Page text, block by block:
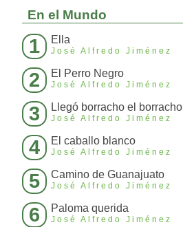
En el Mundo
1 Ella
José Alfredo Jiménez
2 El Perro Negro
José Alfredo Jiménez
3 Llegó borracho el borracho
José Alfredo Jiménez
4 El caballo blanco
José Alfredo Jiménez
5 Camino de Guanajuato
José Alfredo Jiménez
6 Paloma querida
José Alfredo Jiménez